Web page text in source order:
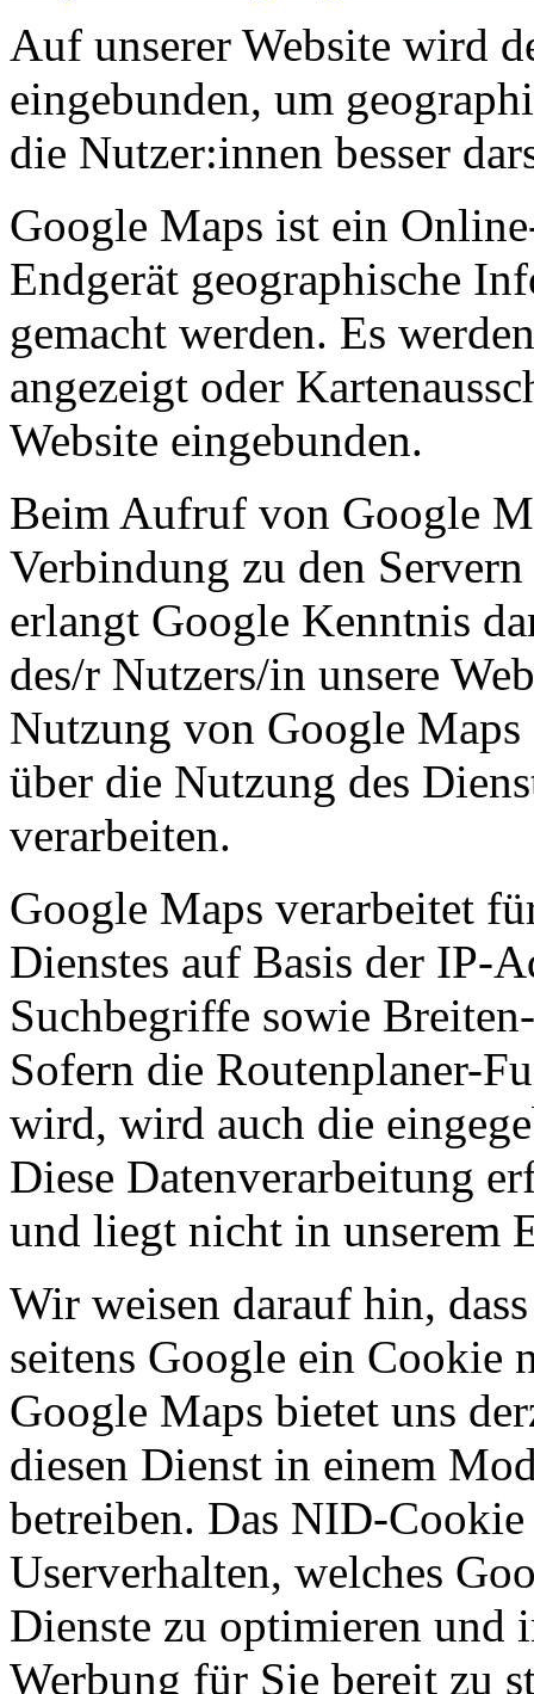
Auf unserer Website wird
eingebunden, um
die Nutzer:innen besser
Google Maps ist ein
Endgerät geographische
gemacht werden. Es
angezeigt oder
Website eingebunden.
Beim Aufruf von Google
Verbindung zu den
erlangt Google Kenntnis
des/r Nutzers/in unsere
Nutzung von Google
über die Nutzung des
verarbeiten.
Google Maps verarbeitet
Dienstes auf Basis der IP-
Suchbegriffe sowie
Sofern die Routenplaner-
wird, wird auch die
Diese Datenverarbeitung
und liegt nicht in unserem
Wir weisen darauf hin,
seitens Google ein Cookie
Google Maps bietet uns
diesen Dienst in einem
betreiben. Das NID-
Userverhalten, welches
Dienste zu optimieren und
Werbung für Sie bereit zu